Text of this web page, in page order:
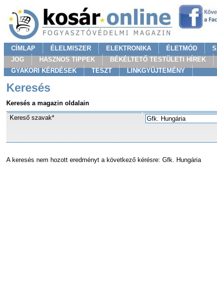
CÍMLAP ÉLELMISZER ELEKTRONIKA ÉLETMÓD
JOG
HASZNOS TIPPEK
BÉKÉLTETŐ TESTÜLETI HÍREK
GYAKORI KÉRDÉSEK
TESZT LINKGYÜJTEMÉNY
Keresés
Keresés a magazin oldalain
Kereső szavak*
A keresés nem hozott eredményt a következő kérésre: Gfk. Hungária